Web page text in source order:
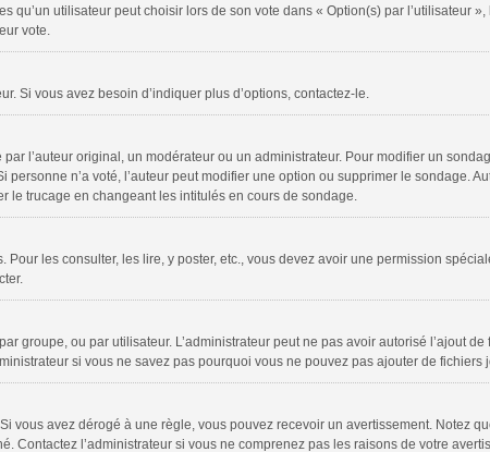
utilisateur peut choisir lors de son vote dans « Option(s) par l’utilisateur
vote.
Si vous avez besoin d’indiquer plus d’options, contactez-le.
l’auteur original, un modérateur ou un administrateur. Pour modifier un
n’a voté, l’auteur peut modifier une option ou supprimer le sondage.
le trucage en changeant les intitulés en cours de sondage.
les consulter, les lire, y poster, etc., vous devez avoir une permission
groupe, ou par utilisateur. L’administrateur peut ne pas avoir autorisé l’ajout
si vous ne savez pas pourquoi vous ne pouvez pas ajouter de fichiers
avez dérogé à une règle, vous pouvez recevoir un avertissement. Notez
Contactez l’administrateur si vous ne comprenez pas les raisons de votre